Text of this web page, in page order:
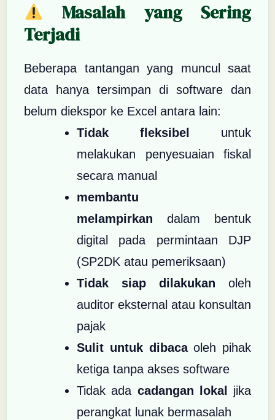
Masalah yang Sering
Terjadi
Beberapa tantangan yang muncul saat
data hanya tersimpan di software dan
belum diekspor ke Excel antara lain:
Tidak fleksibel
untuk
melakukan penyesuaian fiskal
secara manual
membantu
melampirkan dalam bentuk
digital pada permintaan DJP
(SP2DK atau pemeriksaan)
Tidak siap dilakukan oleh
auditor eksternal atau konsultan
pajak
Sulit untuk dibacaoleh pihak
ketiga tanpa akses software
Tidak ada cadangan lokal
jika
perangkat lunak bermasalah